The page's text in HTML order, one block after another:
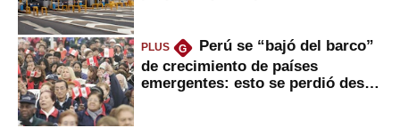
PLUS G
Perú se “bajó del barco”
de crecimiento de países
emergentes: esto se perdió desde